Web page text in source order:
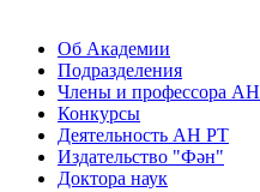
Об Академии
Подразделения
Члены и профессора
Конкурсы
Деятельность АН РТ
Издательство "Фән"
Доктора наук